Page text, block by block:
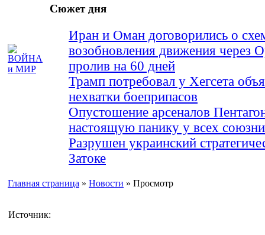
Сюжет дня
Иран и Оман договорились о
возобновления движения через
пролив на 60 дней
Трамп потребовал у Хегсета
нехватки боеприпасов
Опустошение арсеналов
настоящую панику у всех
Разрушен украинский
Затоке
Главная страница » Новости » Просмотр
Источник: